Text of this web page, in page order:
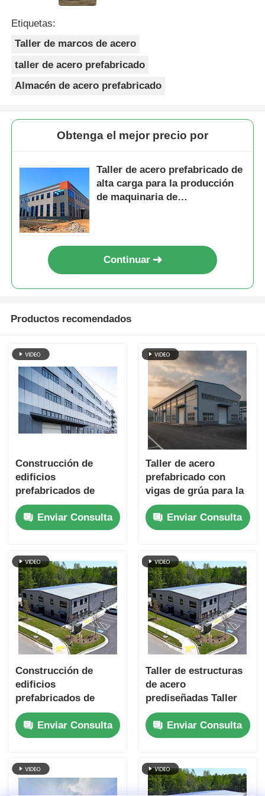
Etiquetas:
Taller de marcos de acero
taller de acero prefabricado
Almacén de acero prefabricado
Obtenga el mejor precio por
Taller de acero prefabricado de
alta carga para la producción
de maquinaria de
Continuar
Productos recomendados
Construcción de
edificios
prefabricados de
acero reciclables
Enviar Consulta
Taller de acero
prefabricado con
vigas de grúa para la
industria pesada
Enviar Consulta
Construcción de
edificios
prefabricados de
acero reciclables
Enviar Consulta
Taller de estructuras
de acero
prediseñadas Taller
de estructuras de
acero de uno y varios
tramos
Enviar Consulta